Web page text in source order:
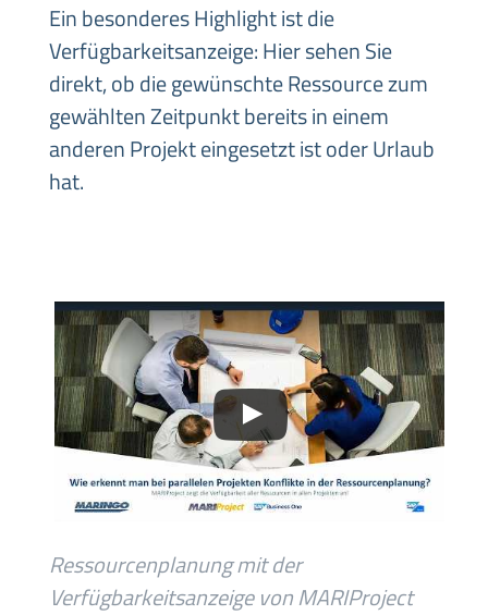
Ein besonderes Highlight ist die
Verfügbarkeitsanzeige: Hier sehen Sie
direkt, ob die gewünschte Ressource zum
gewählten Zeitpunkt bereits in einem
anderen Projekt eingesetzt ist oder Urlaub
hat.
Ressourcenplanung mit der
Verfügbarkeitsanzeige von MARIProject